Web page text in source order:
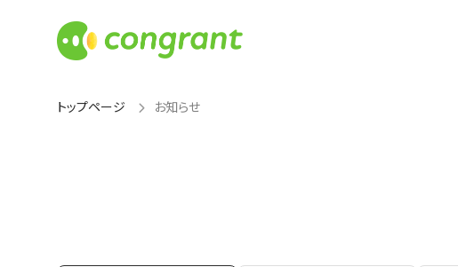
トップページ お知らせ